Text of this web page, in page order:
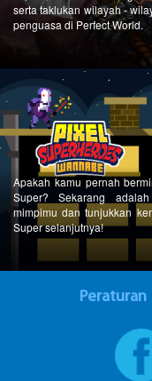
serta taklukan wilayah -
penguasa di Perfect World.
Apakah kamu pernah
Super? Sekarang
mimpimu dan tunjukkan
Super selanjutnya!
Peraturan